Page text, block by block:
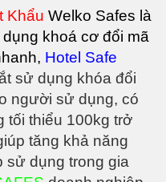
Khẩu Welko Safes là
khoá cơ đổi mã
Hotel Safe
sử dụng khóa đổi
người sử dụng, có
tối thiểu 100kg trở
tăng khả năng
sử dụng trong gia